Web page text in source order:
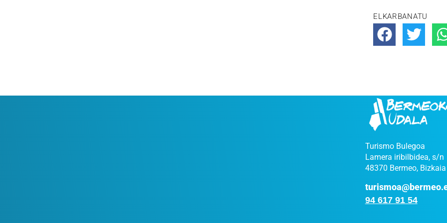
ELKARBANATU
Turismo Bulegoa
Lamera iribilbidea, s/n
48370 Bermeo, Bizkaia
94 617 91 54